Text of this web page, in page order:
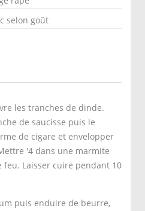
selon goût
les tranches de dinde.
de saucisse puis le
de cigare et envelopper
'4 dans une marmite
feu. Laisser cuire pendant 10
puis enduire de beurre,